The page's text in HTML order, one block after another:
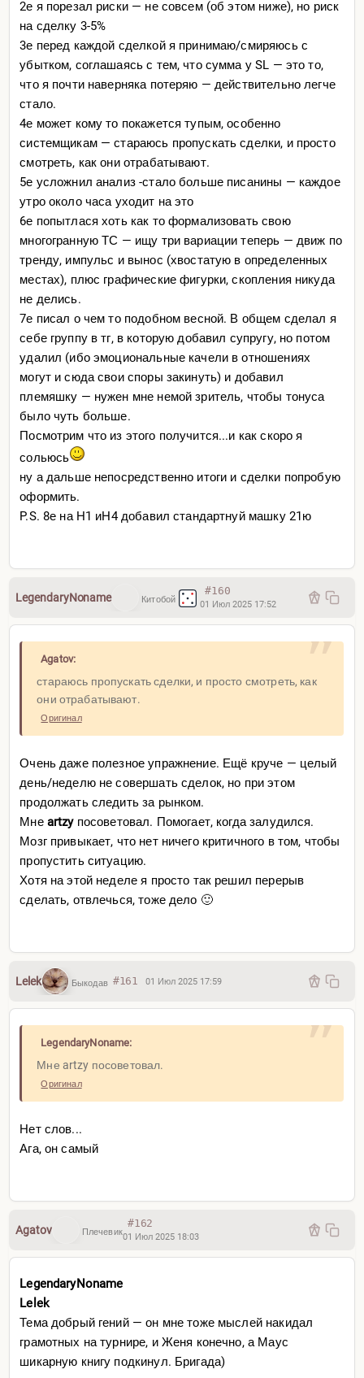
2е я порезал риски — не совсем (об этом ниже), но риск
на сделку 3-5%
3е перед каждой сделкой я принимаю/смиряюсь с
убытком, соглашаясь с тем, что сумма у SL — это то,
что я почти наверняка потеряю — действительно легче
стало.
4е может кому то покажется тупым, особенно
системщикам — стараюсь пропускать сделки, и просто
смотреть, как они отрабатывают.
5е усложнил анализ -стало больше писанины — каждое
утро около часа уходит на это
6е попытлася хоть как то формализовать свою
многогранную ТС — ищу три вариации теперь — движ по
тренду, импульс и вынос (хвостатую в определенных
местах), плюс графические фигурки, скопления никуда
не делись.
7е писал о чем то подобном весной. В общем сделал я
себе группу в тг, в которую добавил супругу, но потом
удалил (ибо эмоциональные качели в отношениях
могут и сюда свои споры закинуть) и добавил
племяшку — нужен мне немой зритель, чтобы тонуса
было чуть больше.
Посмотрим что из этого получится...и как скоро я
сольюсь
ну а дальше непосредственно итоги и сделки попробую
оформить.
P.S. 8е на Н1 иН4 добавил стандартнуй машку 21ю
LegendaryNoname Китобой
#160
01 Июл 2025 17:52
Agatov:
стараюсь пропускать сделки, и просто смотреть, как
они отрабатывают.
Оригинал
Очень даже полезное упражнение. Ещё круче — целый
день/неделю не совершать сделок, но при этом
продолжать следить за рынком.
Мне artzyпосоветовал. Помогает, когда залудился.
Мозг привыкает, что нет ничего критичного в том, чтобы
пропустить ситуацию.
Хотя на этой неделе я просто так решил перерыв
сделать, отвлечься, тоже дело 🙂
Lelek Быкодав #161 01 Июл 2025 17:59
LegendaryNoname:
Мне artzy посоветовал.
Оригинал
Нет слов...
Ага, он самый
Agatov Плечевик
#162
01 Июл 2025 18:03
LegendaryNoname
Lelek
Тема добрый гений — он мне тоже мыслей накидал
грамотных на турнире, и Женя конечно, а Маус
шикарную книгу подкинул. Бригада)